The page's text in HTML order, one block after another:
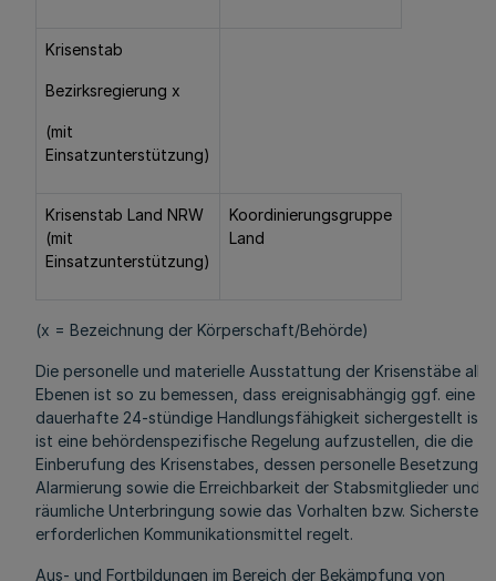
Krisenstab
Bezirksregierung x
(mit
Einsatzunterstützung)
Krisenstab Land NRW
(mit
Einsatzunterstützung)
Koordinierungsgruppe
Land
(x = Bezeichnung der Körperschaft/Behörde)
Die personelle und materielle Ausstattung der Krisenstäbe aller
Ebenen ist so zu bemessen, dass ereignisabhängig ggf. eine
dauerhafte 24-stündige Handlungsfähigkeit sichergestellt ist.
ist eine behördenspezifische Regelung aufzustellen, die die
Einberufung des Krisenstabes, dessen personelle Besetzung,
Alarmierung sowie die Erreichbarkeit der Stabsmitglieder und
räumliche Unterbringung sowie das Vorhalten bzw.
erforderlichen Kommunikationsmittel regelt.
Aus- und Fortbildungen im Bereich der Bekämpfung von